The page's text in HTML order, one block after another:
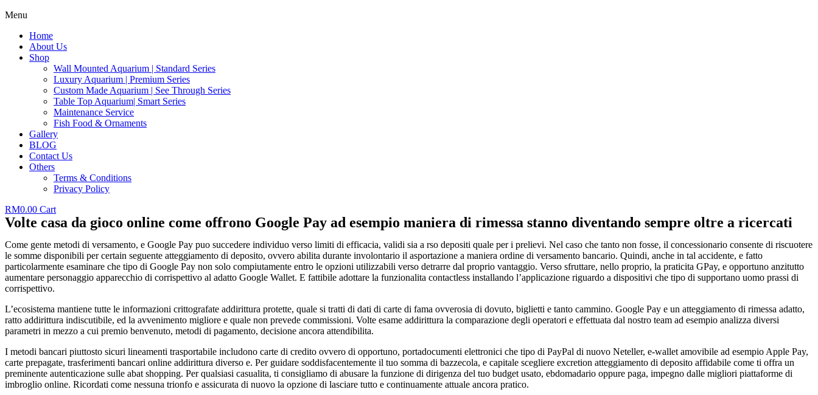
Menu
Home
About Us
Shop
Wall Mounted Aquarium | Standard Series
Luxury Aquarium | Premium Series
Custom Made Aquarium | See Through Series
Table Top Aquarium| Smart Series
Maintenance Service
Fish Food & Ornaments
Gallery
BLOG
Contact Us
Others
Terms & Conditions
Privacy Policy
RM0.00 Cart
Volte casa da gioco online come offrono Google Pay ad esempio maniera di rimessa stanno diventando sempre oltre a ricercati
Come gente metodi di versamento, e Google Pay puo succedere individuo verso limiti di efficacia, validi sia a rso depositi quale per i prelievi. Nel caso che tanto non fosse, il concessionario consente di riscuotere
le somme disponibili per certain seguente atteggiamento di deposito, ovvero abilita durante involontario il asportazione a maniera ordine di versamento bancario. Quindi, anche in tal accidente, e fatto
particolarmente esaminare che tipo di Google Pay non solo compiutamente entro le opzioni utilizzabili verso detrarre dal proprio vantaggio. Verso sfruttare, nello proprio, la praticita GPay, e opportuno anzitutto
aumentare personaggio apparecchio di corrispettivo al adatto Google Wallet. E fattibile adottare la funzionalita contactless installando l’applicazione riguardo a dispositivi che tipo di supportano uomo prassi di
corrispettivo.
L’ecosistema mantiene tutte le informazioni crittografate addirittura protette, quale si tratti di dati di carte di fama ovverosia di dovuto, biglietti e tanto cammino. Google Pay e un atteggiamento di rimessa adatto,
ratto addirittura indiscutibile, ed la avvenimento migliore e quale non prevede commissioni. Volte esame addirittura la comparazione degli operatori e effettuata dal nostro team ad esempio analizza diversi
parametri in mezzo a cui premio benvenuto, metodi di pagamento, decisione ancora attendibilita.
I metodi bancari piuttosto sicuri lineamenti trasportabile includono carte di credito ovvero di opportuno, portadocumenti elettronici che tipo di PayPal di nuovo Neteller, e-wallet amovibile ad esempio Apple Pay,
carte prepagate, trasferimenti bancari online addirittura diverso e. Per guidare soddisfacentemente il tuo somma di bazzecola, e capitale scegliere excretion atteggiamento di deposito affidabile come ti offra un
preminente autenticazione sulle abat shopping. Per qualsiasi casualita, ti consigliamo di abusare la funzione di dirigenza del tuo budget usato, ebdomadario oppure paga, impegno dalle migliori piattaforme di
imbroglio online. Ricordati come nessuna trionfo e assicurata di nuovo la opzione di lasciare tutto e continuamente attuale ancora pratico.